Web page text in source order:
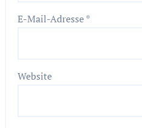
E-Mail-Adresse*
Website